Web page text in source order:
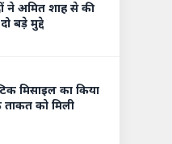
ने अमित शाह से की
बड़े मुद्दे
मिसाइल का किया
को मिली